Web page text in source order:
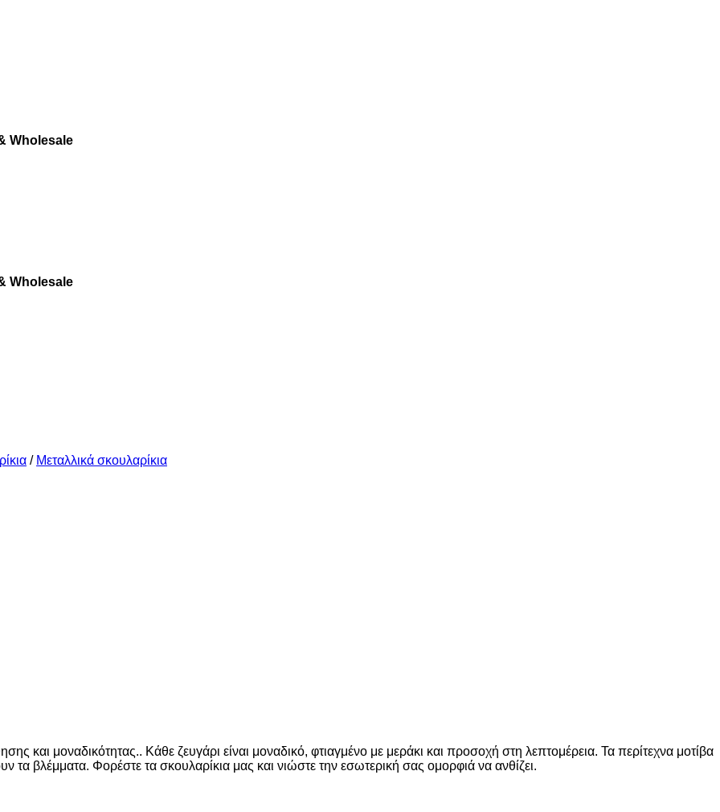
Wholesale
Wholesale
/ Μεταλλικά σκουλαρίκια
και μοναδικότητας.. Κάθε ζευγάρι είναι μοναδικό, φτιαγμένο με μεράκι και προσοχή στη λεπτομέρεια. Τα περίτεχνα μοτίβα
τα βλέμματα. Φορέστε τα σκουλαρίκια μας και νιώστε την εσωτερική σας ομορφιά να ανθίζει.